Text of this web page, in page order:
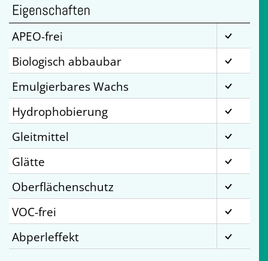
Eigenschaften
APEO-frei
Biologisch abbaubar
Emulgierbares Wachs
Hydrophobierung
Gleitmittel
Glätte
Oberflächenschutz
VOC-frei
Abperleffekt